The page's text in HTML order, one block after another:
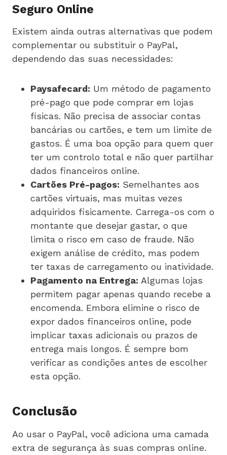
Seguro Online
Existem ainda outras alternativas que podem
complementar ou substituir o PayPal,
dependendo das suas necessidades:
Paysafecard: Um método de pagamento
pré-pago que pode comprar em lojas
físicas. Não precisa de associar contas
bancárias ou cartões, e tem um limite de
gastos. É uma boa opção para quem quer
ter um controlo total e não quer partilhar
dados financeiros online.
Cartões Pré-pagos: Semelhantes aos
cartões virtuais, mas muitas vezes
adquiridos fisicamente. Carrega-os com o
montante que desejar gastar, o que
limita o risco em caso de fraude. Não
exigem análise de crédito, mas podem
ter taxas de carregamento ou inatividade.
Pagamento na Entrega: Algumas lojas
permitem pagar apenas quando recebe a
encomenda. Embora elimine o risco de
expor dados financeiros online, pode
implicar taxas adicionais ou prazos de
entrega mais longos. É sempre bom
verificar as condições antes de escolher
esta opção.
Conclusão
Ao usar o PayPal, você adiciona uma camada
extra de segurança às suas compras online.